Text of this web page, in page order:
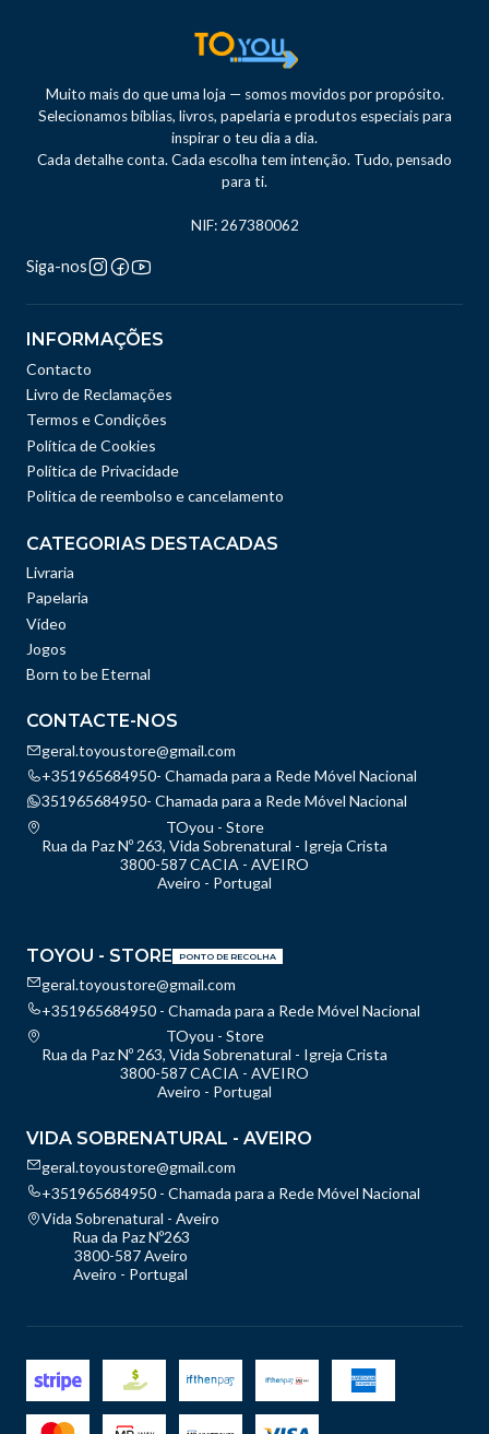
Muito mais do que uma loja — somos movidos por propósito.
Selecionamos bíblias, livros, papelaria e produtos especiais para
inspirar o teu dia a dia.
Cada detalhe conta. Cada escolha tem intenção. Tudo, pensado
para ti.
NIF: 267380062
Siga-nos
INFORMAÇÕES
Contacto
Livro de Reclamações
Termos e Condições
Política de Cookies
Política de Privacidade
Politica de reembolso e cancelamento
CATEGORIAS DESTACADAS
Livraria
Papelaria
Vídeo
Jogos
Born to be Eternal
CONTACTE-NOS
geral.toyoustore@gmail.com
+351965684950- Chamada para a Rede Móvel Nacional
351965684950- Chamada para a Rede Móvel Nacional
TOyou - Store
Rua da Paz Nº 263, Vida Sobrenatural - Igreja Crista
3800-587 CACIA - AVEIRO
Aveiro - Portugal
TOYOU - STORE PONTO DE RECOLHA
geral.toyoustore@gmail.com
+351965684950 - Chamada para a Rede Móvel Nacional
TOyou - Store
Rua da Paz Nº 263, Vida Sobrenatural - Igreja Crista
3800-587 CACIA - AVEIRO
Aveiro - Portugal
VIDA SOBRENATURAL - AVEIRO
geral.toyoustore@gmail.com
+351965684950 - Chamada para a Rede Móvel Nacional
Vida Sobrenatural - Aveiro
Rua da Paz Nº263
3800-587 Aveiro
Aveiro - Portugal